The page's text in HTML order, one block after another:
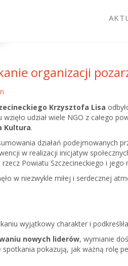
organizacji
Krzysztofa Lisa
wzięło udział wiele NGO z całego
Kultura.
działań podejmowanych
w realizacji inicjatyw
Powiatu Szczecineckiego i jego
w niezwykle miłej i serdecznej
wyjątkowy charakter i
nowych liderów, wymianie
pokazują, jak ważną rolę